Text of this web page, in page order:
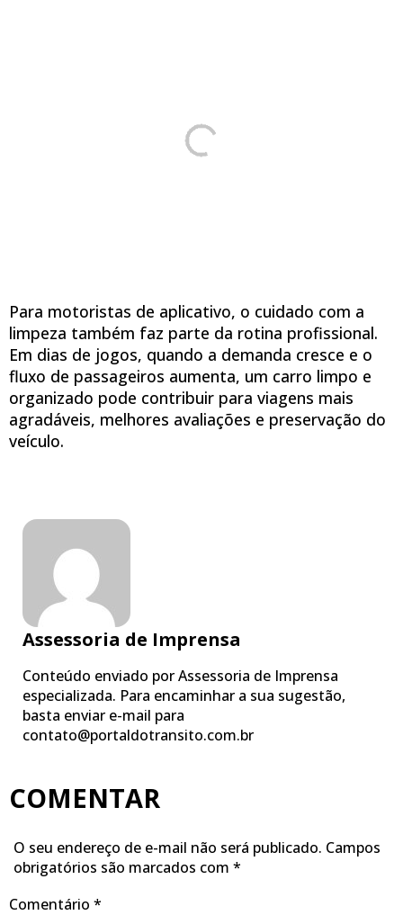
Para motoristas de aplicativo, o cuidado com a
limpeza também faz parte da rotina profissional.
Em dias de jogos, quando a demanda cresce e o
fluxo de passageiros aumenta, um carro limpo e
organizado pode contribuir para viagens mais
agradáveis, melhores avaliações e preservação do
veículo.
Assessoria de Imprensa
Conteúdo enviado por Assessoria de Imprensa
especializada. Para encaminhar a sua sugestão,
basta enviar e-mail para
contato@portaldotransito.com.br
COMENTAR
O seu endereço de e-mail não será publicado. Campos
obrigatórios são marcados com *
Comentário *